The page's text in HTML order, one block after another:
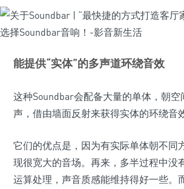
能提供“实体”的多声道环绕音效
这种Soundbar会配备大量的单体，朝
声，借由墙面反射来获得实体的环绕音效
它们的优点是，因为有实际单体朝不同
现很宽大的音场。再来，多半过程中没
运算处理，声音质感能维持得好一些。